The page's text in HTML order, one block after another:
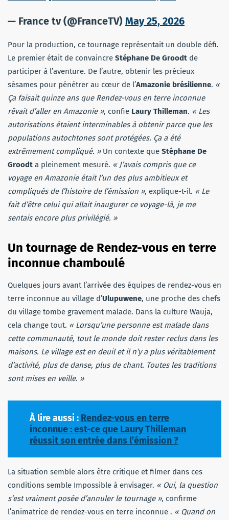
— France tv (@FranceTV) May 25, 2026
Pour la production, ce tournage représentait un double défi.
Le premier était de convaincre Stéphane De Groodt de
participer à l’aventure. De l’autre, obtenir les précieux
sésames pour pénétrer au cœur de l’Amazonie brésilienne. «
Ça faisait quinze ans que Rendez-vous en terre inconnue
rêvait d’aller en Amazonie », confie Laury Thilleman. « Les
autorisations étaient interminables à obtenir parce que les
populations autochtones sont protégées. Ça a été
extrêmement compliqué. »Un contexte que Stéphane De
Groodt a pleinement mesuré. « J’avais compris que ce
voyage en Amazonie était l’un des plus ambitieux et
compliqués de l’histoire de l’émission », explique-t-il. « Le
fait d’être celui qui allait inaugurer ce voyage-là, je me
sentais encore plus privilégié. »
Un tournage de Rendez-vous en terre
inconnue chamboulé
Quelques jours avant l’arrivée des équipes de rendez-vous en
terre inconnue au village d’Ulupuwene, une proche des chefs
du village tombe gravement malade. Dans la culture Wauja,
cela change tout. « Lorsqu’une personne est malade dans
cette communauté, tout le monde doit rester reclus dans les
maisons. Le village est en deuil et il n’y a plus véritablement
d’activité, plus de danse, plus de chant. Toutes les traditions
sont mises en veille. »
À lire aussi : Rendez-vous en terre
inconnue : est-ce que Laury Thilleman
réussit son entrée dans l’émission ?
La situation semble alors être critique et filmer dans ces
conditions semble Impossible à envisager. « Oui, la question
s’est vraiment posée d’annuler le tournage », confirme
l’animatrice de rendez-vous en terre inconnue . « Quand on